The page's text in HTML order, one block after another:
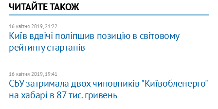
ЧИТАЙТЕ ТАКОЖ
16 квітня 2019, 21:22
Київ вдвічі поліпшив позицію в світовому
рейтингу стартапів
16 квітня 2019, 19:41
СБУ затримала двох чиновників "Київобленерго"
на хабарі в 87 тис. гривень